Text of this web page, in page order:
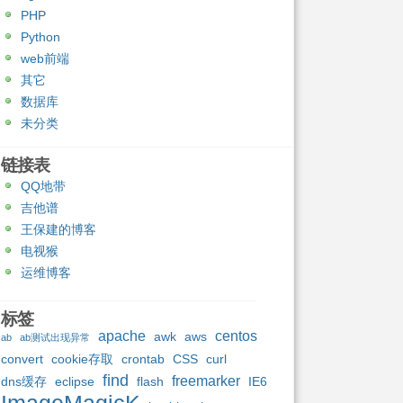
PHP
Python
web前端
其它
数据库
未分类
链接表
QQ地带
吉他谱
王保建的博客
电视猴
运维博客
标签
ab ab测试出现异常 apache awk aws centos
convert cookie存取 crontab CSS curl
dns缓存 eclipse find flash freemarker IE6